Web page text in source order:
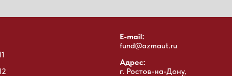
E-mail:
fund@azmaut.ru
Адрес:
г. Ростов-на-Дону,